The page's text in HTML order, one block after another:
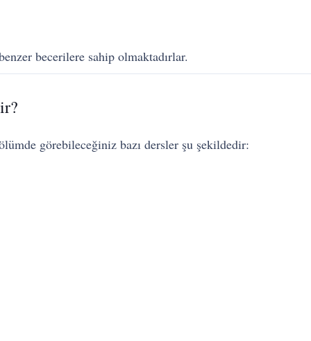
becerilere sahip olmaktadırlar.
görebileceğiniz bazı dersler şu şekildedir: